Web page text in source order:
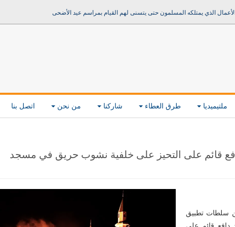
الذي يمتلكه المسلمون حتى يتسنى لهم القيام بمراسم عيد الأضحى
ملتيميديا طرق العطاء شاركنا من نحن اتصل بنا
قائم على التحيز على خلفية نشوب حريق في مسجد
سلطات تطبيق